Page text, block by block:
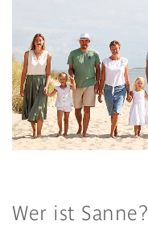
Wer ist Sanne?